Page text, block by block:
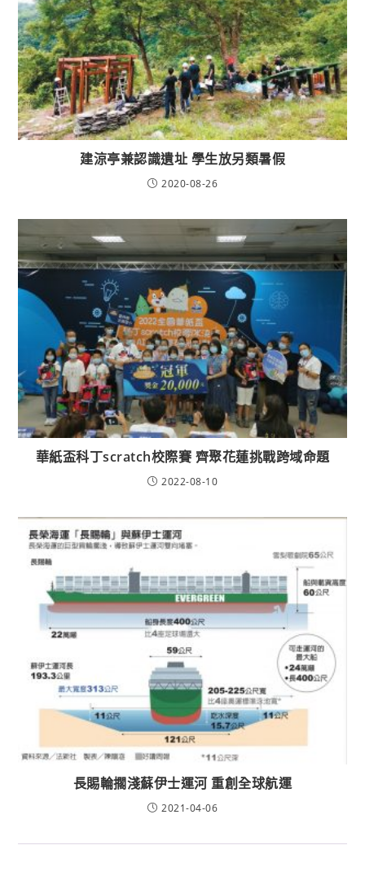
建涼亭兼認識遺址 學生放另類暑假
2020-08-26
華紙盃科丁scratch校際賽 齊聚花蓮挑戰跨域命題
2022-08-10
長賜輪擱淺蘇伊士運河 重創全球航運
2021-04-06